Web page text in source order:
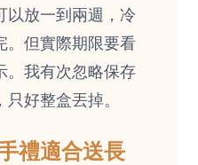
以放一到兩週，冷
。但實際期限要看
。我有次忽略保存
好整盒丟掉。
禮適合送長